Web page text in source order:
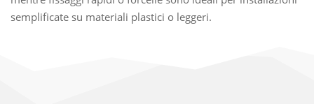
semplificate su materiali plastici o leggeri.